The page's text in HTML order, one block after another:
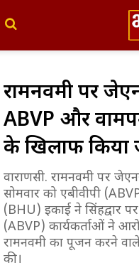
रामनवमी पर
ABVP और
के खिलाफ किया
वाराणसी. रामनवमी पर
सोमवार को एबीवीपी
(BHU) इकाई ने सिंहद्वार पर
(ABVP) कार्यकर्ताओं ने
रामनवमी का पूजन करने वाले
की।